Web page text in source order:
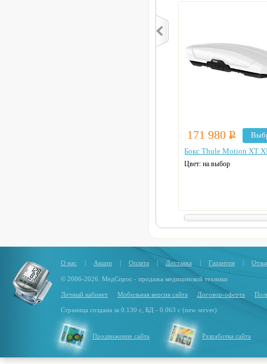
171 980Р
Бокс Thule Motion XT
Цвет: на выбор
О нас | Акции | Оплата | Доставка | Гарантия |
© 2006-2026. МедСпрос - продажа медицинской техники
Личный кабинет Мобильная версия сайта Договор-оферта
Страница создана за 0.130 с, БД - 0.063 с (new server)
Продвижение сайта Разработка сайта